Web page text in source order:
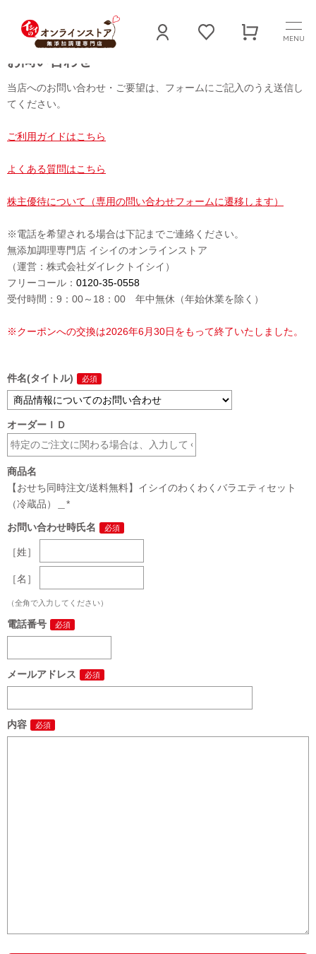
MENU
お問い合わせ
当店へのお問い合わせ・ご要望は、フォームにご記入のうえ送信し
てください。
ご利用ガイドはこちら
よくある質問はこちら
株主優待について（専用の問い合わせフォームに遷移します）
※電話を希望される場合は下記までご連絡ください。
無添加調理専門店 イシイのオンラインストア
（運営：株式会社ダイレクトイシイ）
フリーコール： 0120-35-0558
受付時間：9：00～18：00 年中無休（年始休業を除く）
※クーポンへの交換は2026年6月30日をもって終了いたしました。
件名(タイトル)
オーダーＩＤ
商品名
【おせち同時注文/送料無料】イシイのわくわくバラエティセット
（冷蔵品）＿*
お問い合わせ時氏名
［姓］
［名］
（全角で入力してください）
電話番号
メールアドレス
内容